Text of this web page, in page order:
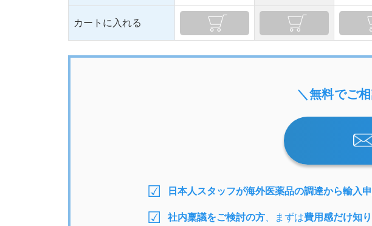
カートに入れる
＼無料でご
日本人スタッフが海外医薬品の調達から輸入
社内稟議をご検討の方 、まずは費用感だけ知